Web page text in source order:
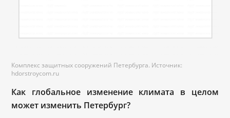
Комплекс защитных сооружений Петербурга. Источник:
hdorstroycom.ru
Как глобальное изменение климата в целом
может изменить Петербург?